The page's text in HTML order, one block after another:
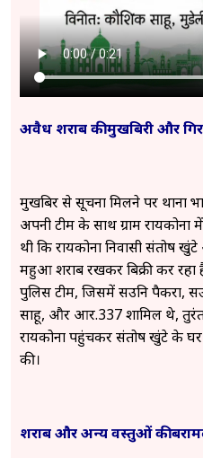
अवैध शराब की मुखबिरी और
मुखबिर से सूचना मिलने पर थाना
अपनी टीम के साथ ग्राम रायकोना
थी कि रायकोना निवासी
महुआ शराब रखकर बिक्री कर रहा
पुलिस टीम, जिसमें सउनि पैकरा,
साहू, और आर.337 शामिल थे,
रायकोना पहुंचकर संतोष खुंटे के घर
की।
शराब और अन्य वस्तुओं की